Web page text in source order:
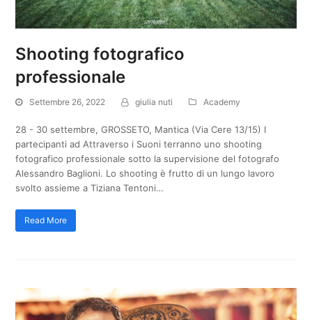
Shooting fotografico
professionale
Settembre 26, 2022 giulia nuti Academy
28 - 30 settembre, GROSSETO, Mantica (Via Cere 13/15) I
partecipanti ad Attraverso i Suoni terranno uno shooting
fotografico professionale sotto la supervisione del fotografo
Alessandro Baglioni. Lo shooting è frutto di un lungo lavoro
svolto assieme a Tiziana Tentoni…
Read More